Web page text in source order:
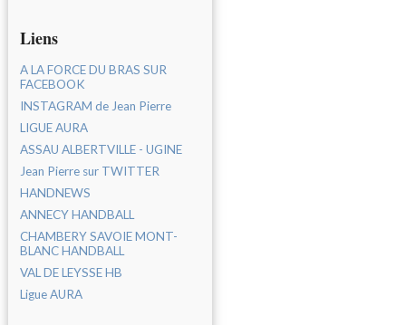
Liens
A LA FORCE DU BRAS SUR
FACEBOOK
INSTAGRAM de Jean Pierre
LIGUE AURA
ASSAU ALBERTVILLE - UGINE
Jean Pierre sur TWITTER
HANDNEWS
ANNECY HANDBALL
CHAMBERY SAVOIE MONT-
BLANC HANDBALL
VAL DE LEYSSE HB
Ligue AURA